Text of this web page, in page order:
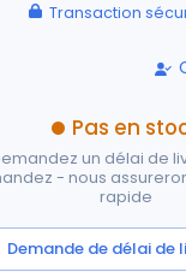
Transaction
Pas en
un délai de
- nous
rapide
Demande de délai de